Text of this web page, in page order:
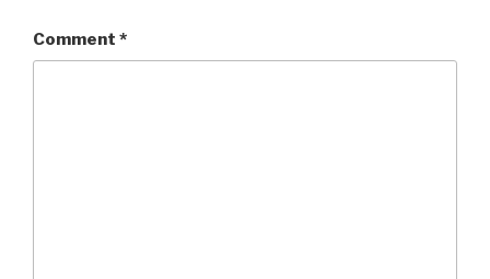
Comment *